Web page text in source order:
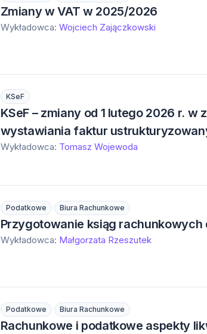
Zmiany w VAT w 2025/2026
Wykładowca: Wojciech Zajączkowski
KSeF
KSeF – zmiany od 1 lutego 2026 r. w
wystawiania faktur
Wykładowca: Tomasz Wojewoda
Podatkowe Biura Rachunkowe
Przygotowanie ksiąg rachunkowych
Wykładowca: Małgorzata Rzeszutek
Podatkowe Biura Rachunkowe
Rachunkowe i podatkowe aspekty